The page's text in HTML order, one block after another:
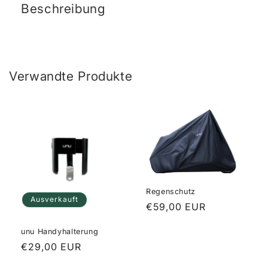
Beschreibung
Verwandte Produkte
Ausverkauft
unu Handyhalterung
Normaler
€29,00 EUR
Regenschutz
Normaler
€59,00 EUR